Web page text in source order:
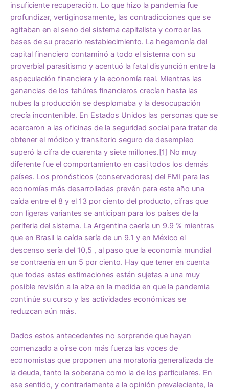
insuficiente recuperación. Lo que hizo la pandemia fue
profundizar, vertiginosamente, las contradicciones que se
agitaban en el seno del sistema capitalista y corroer las
bases de su precario restablecimiento. La hegemonía del
capital financiero contaminó a todo el sistema con su
proverbial parasitismo y acentuó la fatal disyunción entre la
especulación financiera y la economía real. Mientras las
ganancias de los tahúres financieros crecían hasta las
nubes la producción se desplomaba y la desocupación
crecía incontenible. En Estados Unidos las personas que se
acercaron a las oficinas de la seguridad social para tratar de
obtener el módico y transitorio seguro de desempleo
superó la cifra de cuarenta y siete millones. [1] No muy
diferente fue el comportamiento en casi todos los demás
países. Los pronósticos (conservadores) del FMI para las
economías más desarrolladas prevén para este año una
caída entre el 8 y el 13 por ciento del producto, cifras que
con ligeras variantes se anticipan para los países de la
periferia del sistema. La Argentina caería un 9.9 % mientras
que en Brasil la caída sería de un 9.1 y en México el
descenso sería del 10,5 , al paso que la economía mundial
se contraería en un 5 por ciento. Hay que tener en cuenta
que todas estas estimaciones están sujetas a una muy
posible revisión a la alza en la medida en que la pandemia
continúe su curso y las actividades económicas se
reduzcan aún más.
Dados estos antecedentes no sorprende que hayan
comenzado a oírse con más fuerza las voces de
economistas que proponen una moratoria generalizada de
la deuda, tanto la soberana como la de los particulares. En
ese sentido, y contrariamente a la opinión prevaleciente, la